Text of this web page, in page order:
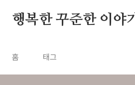
행복한 꾸준한 이야기
홈 태그